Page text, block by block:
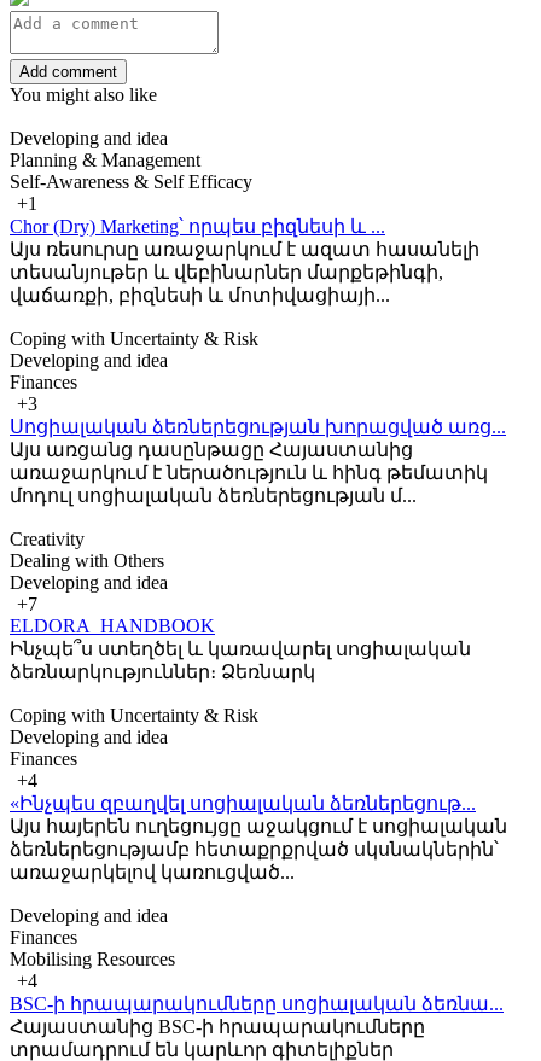
Add comment
You might also like
Developing and idea
Planning & Management
Self-Awareness & Self Efficacy
+1
Chor (Dry) Marketing՝ որպես բիզնեսի և ...
Այս ռեսուրսը առաջարկում է ազատ հասանելի
տեսանյութեր և վեբինարներ մարքեթինգի,
վաճառքի, բիզնեսի և մոտիվացիայի...
Coping with Uncertainty & Risk
Developing and idea
Finances
+3
Սոցիալական ձեռներեցության խորացված առց...
Այս առցանց դասընթացը Հայաստանից
առաջարկում է ներածություն և հինգ թեմատիկ
մոդուլ սոցիալական ձեռներեցության մ...
Creativity
Dealing with Others
Developing and idea
+7
ELDORA_HANDBOOK
Ինչպե՞ս ստեղծել և կառավարել սոցիալական
ձեռնարկություններ։ Ձեռնարկ
Coping with Uncertainty & Risk
Developing and idea
Finances
+4
«Ինչպես զբաղվել սոցիալական ձեռներեցութ...
Այս հայերեն ուղեցույցը աջակցում է սոցիալական
ձեռներեցությամբ հետաքրքրված սկսնակներին՝
առաջարկելով կառուցված...
Developing and idea
Finances
Mobilising Resources
+4
BSC-ի հրապարակումները սոցիալական ձեռնա...
Հայաստանից BSC-ի հրապարակումները
տրամադրում են կարևոր գիտելիքներ